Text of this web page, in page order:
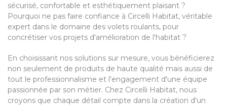
sécurisé, confortable et esthétiquement plaisant ?
Pourquoi ne pas faire confiance à Circelli Habitat, véritable
expert dans le domaine des volets roulants, pour
concrétiser vos projets d'amélioration de l'habitat ?
En choisissant nos solutions sur mesure, vous bénéficierez
non seulement de produits de haute qualité mais aussi de
tout le professionnalisme et l'engagement d'une équipe
passionnée par son métier. Chez Circelli Habitat, nous
croyons que chaque détail compte dans la création d'un